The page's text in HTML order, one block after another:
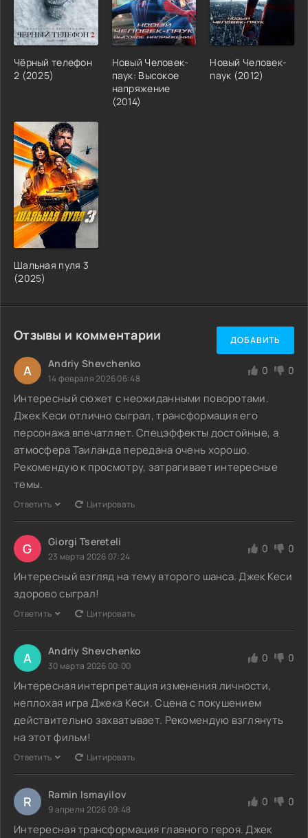
Чёрный телефон
2 (2025)
Новый Человек-
паук: Высокое
напряжение
(2014)
Новый Человек-
паук (2012)
Шальная пуля 3
(2025)
Отзывы и комментарии ДОБАВИТЬ
A Andriy Shevchenko
14 февраля 2026 06:48
0 0
Интересный сюжет с неожиданными поворотами.
Джек Кеси отлично сыграл, трансформация его
персонажа впечатляет. Спецэффекты достойные, а
атмосфера Таиланда передана очень хорошо.
Рекомендую к просмотру, затрагивает интересные
темы.
Ответить Цитировать
G Giorgi Tsereteli
23 марта 2026 07:24
0 0
Интересный взгляд на тему второго шанса. Джек Кеси
здорово сыграл!
Ответить Цитировать
A Andriy Shevchenko
30 марта 2026 00:00
0 0
Интересная интерпретация изменения личности,
неплохая игра Джека Кеси. Сцена с покушением
действительно захватывает. Рекомендую взглянуть
на этот фильм!
Ответить Цитировать
R Ramin Ismayilov
9 апреля 2026 09:48
0 0
Интересная трансформация главного героя. Джек